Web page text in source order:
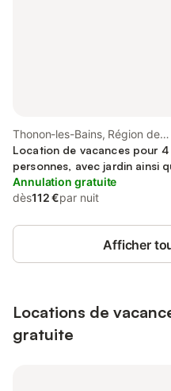
Thonon-les-Bains, Région de
Thonon-les-Bains
Location de vacances pour 4
personnes, avec jardin ainsi
vue sur le lac
Annulation gratuite
dès112 €par nuit
Afficher
Locations de
gratuite